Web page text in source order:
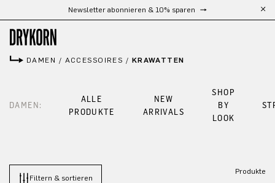
Zum Hauptinhalt springenNewsletter abonnieren & 10% sparen
DAMEN / ACCESSOIRES / KRAWATTEN
DAMEN:
ALLE
PRODUKTE
NEW
ARRIVALS
SHOP
BY
LOOK
Filtern & sortieren
Produkte